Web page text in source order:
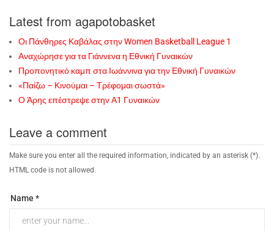
Latest from agapotobasket
Οι Πάνθηρες Καβάλας στην Women Basketball League 1
Αναχώρησε για τα Γιάννενα η Εθνική Γυναικών
Προπονητικό καμπ στα Ιωάννινα για την Εθνική Γυναικών
«Παίζω – Κινούμαι – Τρέφομαι σωστά»
Ο Άρης επέστρεψε στην Α1 Γυναικών
Leave a comment
Make sure you enter all the required information, indicated by an asterisk (*).
HTML code is not allowed.
Name *